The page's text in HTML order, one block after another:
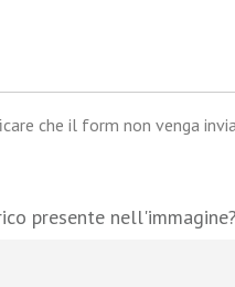
che il form non venga
presente